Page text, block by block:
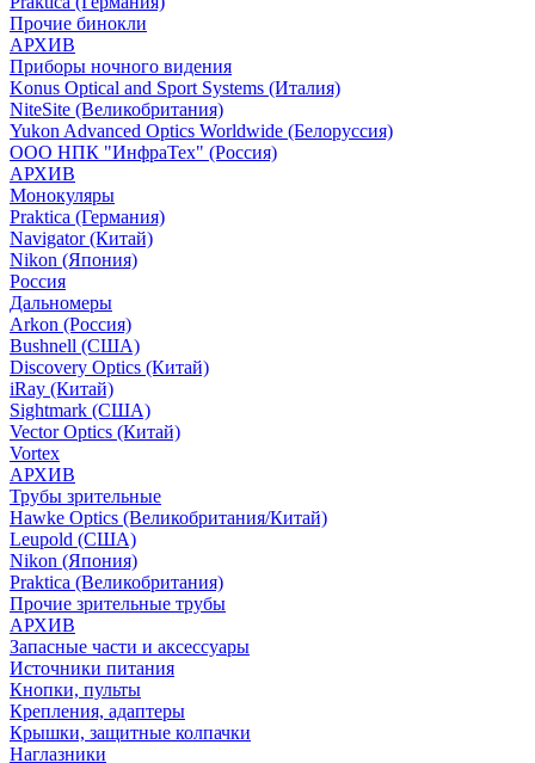
Прочие бинокли
АРХИВ
Приборы ночного видения
Konus Optical and Sport Systems (Италия)
NiteSite (Великобритания)
Yukon Advanced Optics Worldwide (Белоруссия)
ООО НПК "ИнфраТех" (Россия)
АРХИВ
Монокуляры
Praktica (Германия)
Navigator (Китай)
Nikon (Япония)
Россия
Дальномеры
Arkon (Россия)
Bushnell (США)
Discovery Optics (Китай)
iRay (Китай)
Sightmark (США)
Vector Optics (Китай)
Vortex
АРХИВ
Трубы зрительные
Hawke Optics (Великобритания/Китай)
Leupold (США)
Nikon (Япония)
Praktica (Великобритания)
Прочие зрительные трубы
АРХИВ
Запасные части и аксессуары
Источники питания
Кнопки, пульты
Крепления, адаптеры
Крышки, защитные колпачки
Наглазники